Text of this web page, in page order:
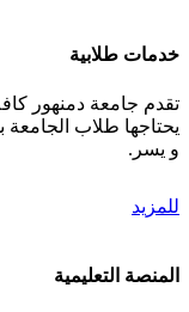
خدمات طلابية
تقدم جامعة دمنهور
يحتاجها طلاب
و يسر.
للمزيد
المنصة التعليمية